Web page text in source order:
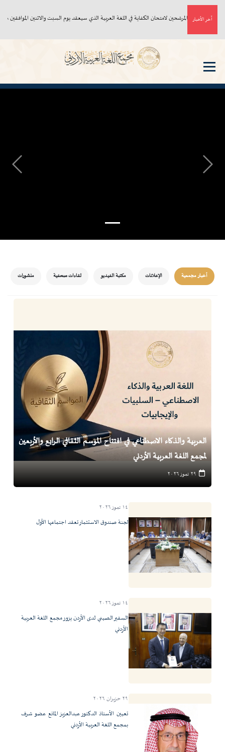
آخر الأخبارأسماء المرشحين لامتحان الكفاية في اللغة العربية الذي سيعقد يوم السبت والاثنين الموافقين ٨، ١٠/ ٨/ ٢٠٢٦م
Previous
Next
أخبار مجمعية الإعلانات مكتبة الفيديو لقاءات صحفية منشورات
العربية والذكاء الاصطناعي في افتتاح الموسم الثقافي الرابع والأربعين
لمجمع اللغة العربية الأردني
٢٩ تموز ٢٠٢٦
١٤ تموز ٢٠٢٦
لجنة صندوق الاستثمار تعقد اجتماعها الأول
١٤ تموز ٢٠٢٦
السفير الصيني لدى الأردن يزور مجمع اللغة العربية
الأردني
٢٩ حزيران ٢٠٢٦
تعيين الأستاذ الدكتور عبدالعزيز المانع عضو شرف
بمجمع اللغة العربية الأردني